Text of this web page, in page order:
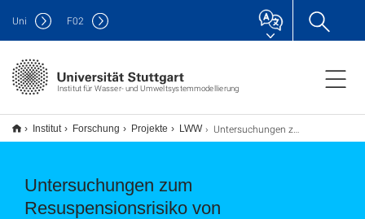
Institut für Wasser- und Umweltsystemmodellierung
Uni F02
Institut Forschung Projekte LWW Untersuchungen zum Resuspensionsrisiko von Sedimentablagerungen in ausgewählten Staustufen des Rheingebietes
Untersuchungen zum
Resuspensionsrisiko von